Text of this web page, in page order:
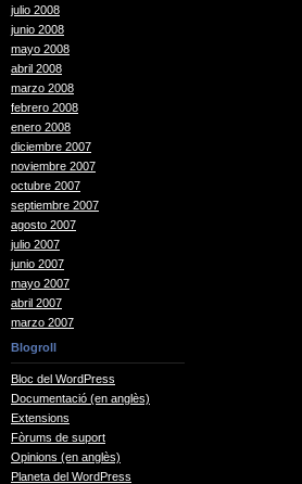
julio 2008
junio 2008
mayo 2008
abril 2008
marzo 2008
febrero 2008
enero 2008
diciembre 2007
noviembre 2007
octubre 2007
septiembre 2007
agosto 2007
julio 2007
junio 2007
mayo 2007
abril 2007
marzo 2007
Blogroll
Bloc del WordPress
Documentació (en anglès)
Extensions
Fòrums de suport
Opinions (en anglès)
Planeta del WordPress